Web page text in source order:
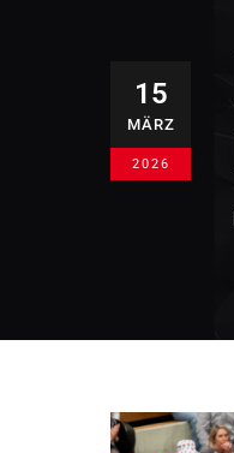
15
MÄRZ
2026